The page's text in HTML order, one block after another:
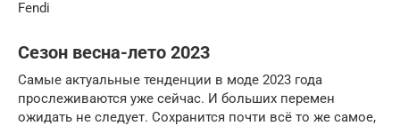
Fendi
Сезон весна-лето 2023
Самые актуальные тенденции в моде 2023 года
прослеживаются уже сейчас. И больших перемен
ожидать не следует. Сохранится почти всё то же самое,